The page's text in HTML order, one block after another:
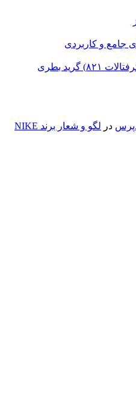
جامع و کاربردی
پت وانکایی ۸۲۱ (پلی اتیلن ترفتالات ۸۲۱) گرید بطری
در لگو و شعار برند NIKE